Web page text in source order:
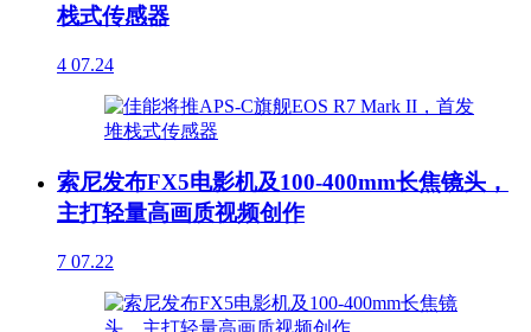
栈式传感器
4 07.24
索尼发布FX5电影机及100-400mm长焦镜头，
主打轻量高画质视频创作
7 07.22